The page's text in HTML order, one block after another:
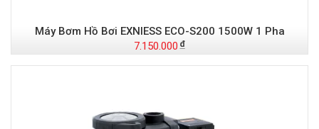
Máy Bơm Hồ Bơi EXNIESS ECO-S200 1500W 1 Pha
7.150.000